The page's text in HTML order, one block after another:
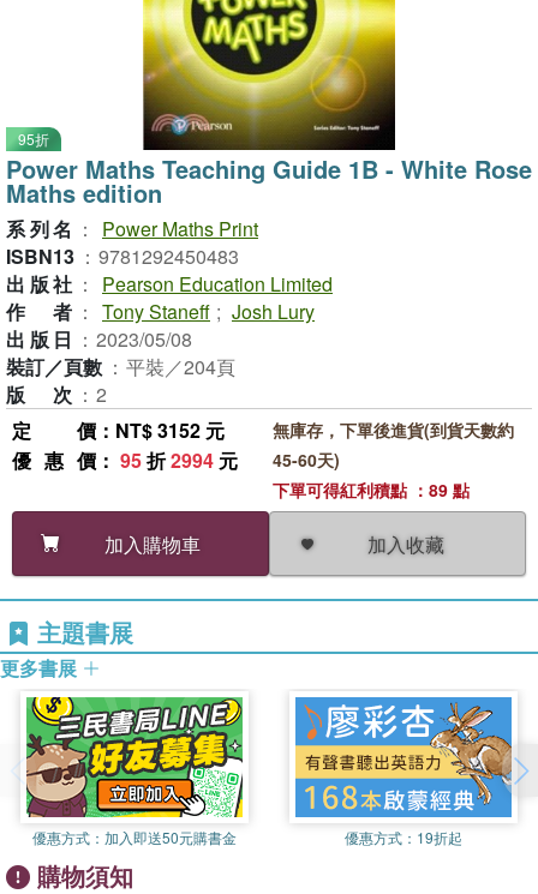
95折
Power Maths Teaching Guide 1B - White Rose
Maths edition
系列名 ：
Power Maths Print
ISBN13 ： 9781292450483
出版社 ：
Pearson Education Limited
作者 ： Tony Staneff ; Josh Lury
出版日 ： 2023/05/08
裝訂／頁數 ： 平裝／204頁
版次 ： 2
定價 ：NT$ 3152 元
優惠價 ： 95折2994 元
加入購物車 加入收藏
無庫存，下單後進貨(到貨天數約
45-60天)
下單可得紅利積點 ：89 點
主題書展
更多書展
優惠方式： 加入即送50元購書金 優惠方式： 19折起
購物須知